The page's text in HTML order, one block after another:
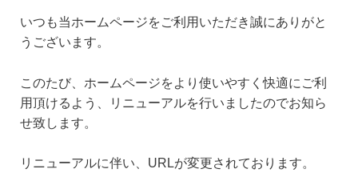
いつも当ホームページをご利用いただき誠にありがと
うございます。
このたび、ホームページをより使いやすく快適にご利
用頂けるよう、リニューアルを行いましたのでお知ら
せ致します。
リニューアルに伴い、URLが変更されております。